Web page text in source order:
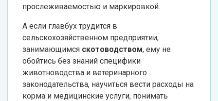
прослеживаемостью и маркировкой.
А если главбух трудится в
сельскохозяйственном предприятии,
занимающимся скотоводством, ему не
обойтись без знаний специфики
животноводства и ветеринарного
законодательства, научиться вести расходы на
корма и медицинские услуги, понимать